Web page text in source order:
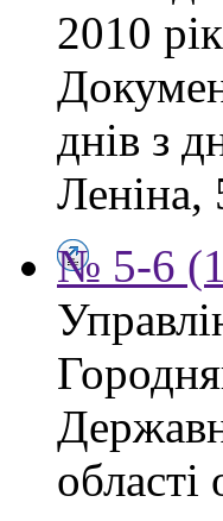
2010
днів з
Леніна,
№ 5-6